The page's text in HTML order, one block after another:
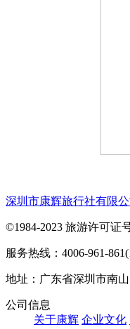
深圳市康辉旅行社有限
©1984-2023 旅游许可证
服务热线：4006-961-
地址：广东省深圳市南
公司信息
关于康辉 企业文化